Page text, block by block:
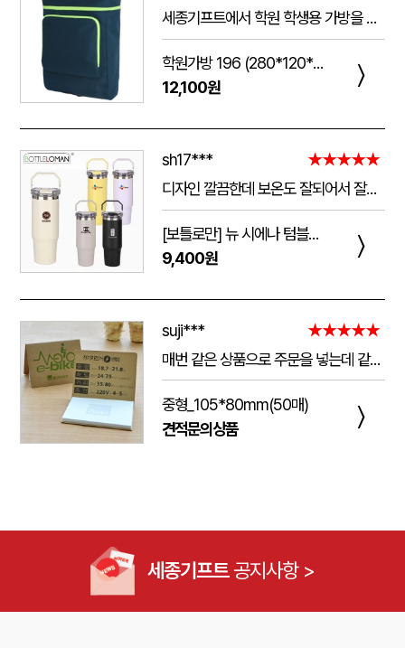
세종기프트에서 학원 학생용 가방을 제작했는데 전체적으로 아주 만족스럽습니다. 가방 크기가 넉넉해서 교재와 학용품을 넣기 좋고, 원단과 지퍼도 탄탄해서 아이들이 매일 사용하기에 실용적입니다. 특히 학원 로고와 문구 인쇄가 선명하고 깔끔하게 나와서 실제로 받아보니 기대했던 것보다 훨씬 고급스러웠습니다. 제작 과정에서도 요청사항을 잘 반영해 주셨고 완성도도 좋아 다음 단체 제작 때도 다시 이용하고 싶습니다.
학원가방 196 (280*120*390mm)
12,100원
〉
sh17***
★★★★★
디자인 깔끔한데 보온도 잘되어서 잘쓰고 있습니다 선물용으로 좋네요 하단에 실리콘 밀림방지 없는건 좀 아쉽네요
[보틀로만] 뉴 시에나 텀블러 900ml
9,400원
〉
suji***
★★★★★
매번 같은 상품으로 주문을 넣는데 같은 품질로 받을 수 있어서 좋습니다. 배송 기간도 적당히 잘오는거 같아요. 앞으로도 계속 이용할꺼 같습니다. 지금과 같은 품질로 유지해주세요!!
중형_105*80mm(50매)
견적문의상품
〉
세종기프트공지사항 >